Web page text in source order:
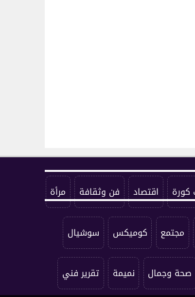
اقتصاد فن وثقافة مرأة
مجتمع كوميكس سوشيال
صحة وجمال نميمة تقرير فني